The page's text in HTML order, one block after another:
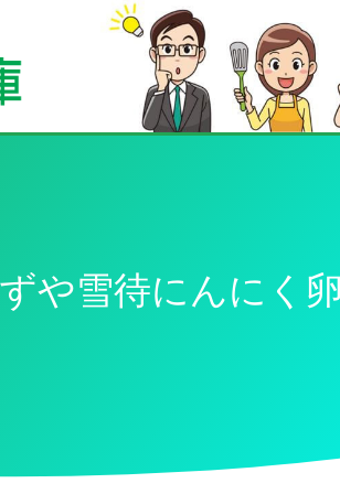
や雪待にんにく